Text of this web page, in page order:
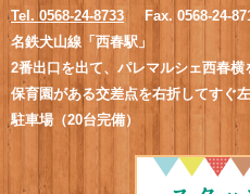
Tel. 0568-24-8733
Fax. 0568-24-
名鉄犬山線「西春駅」
2番出口を出て、パレマルシェ西春横
保育園がある交差点を右折してすぐ左
駐車場（20台完備）